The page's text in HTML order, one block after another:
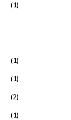
(1)
(1)
(1)
(2)
(1)